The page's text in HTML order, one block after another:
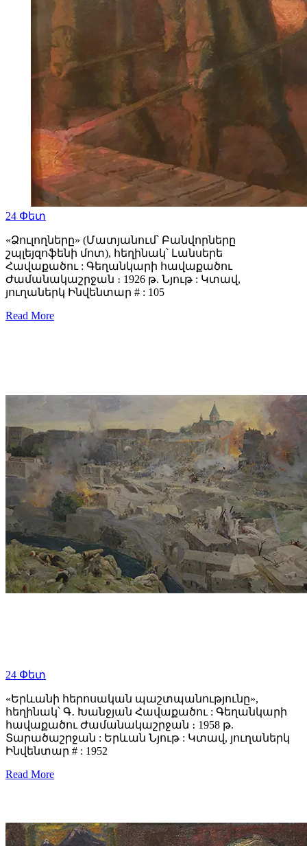
24 Փետ
«Ձուլողները» (Մատյանում՝ Բանվորները
շպլեյզոֆենի մոտ), հեղինակ՝ Լանսերե
Հավաքածու : Գեղանկարի հավաքածու
Ժամանակաշրջան ։ 1926 թ. Նյութ : Կտավ,
յուղաներկ Ինվենտար # : 105
Read More
24 Փետ
«Երևանի հերոսական պաշտպանությունը»,
հեղինակ՝ Գ․ Խանջյան Հավաքածու : Գեղանկարի
հավաքածու Ժամանակաշրջան ։ 1958 թ.
Տարածաշրջան : Երևան Նյութ : Կտավ, յուղաներկ
Ինվենտար # : 1952
Read More